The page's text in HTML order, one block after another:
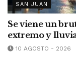
SAN JUAN
Se viene un
extremo y
10 AGOSTO - 2026